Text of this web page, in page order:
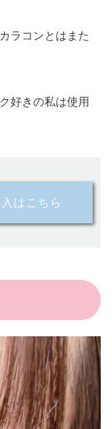
ラコンとはまた
好きの私は使用
はこちら